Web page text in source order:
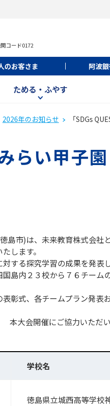
コード0172
のお客さま 阿波
ためる・ふやす
2026年のお知らせ 「SDGs
らい甲子
島市)は、未来教育株式会
します。
する探究学習の成果を発表
島内２３校から７６チー
彰式、各チームプラン発
大会開催にご協力いただ
学校名
徳島県立城西高等学校